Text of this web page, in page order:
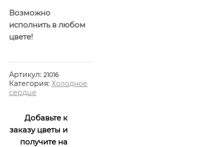
Возможно
исполнить в любом
цвете!
Артикул: 21016
Категория: Холодное
сердце
Добавьте к
заказу цветы и
получите на